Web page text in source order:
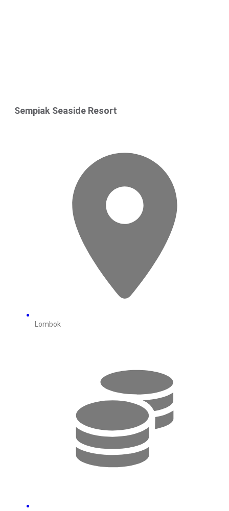
Sempiak Seaside Resort
Lombok